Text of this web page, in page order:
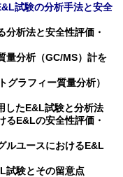
試験の分析手法と安全
析法と安全性評価・
析（GC/MS）計を
フィー質量分析）
E&L試験と分析法
E&Lの安全性評価・
ユースにおけるE&L
験とその留意点